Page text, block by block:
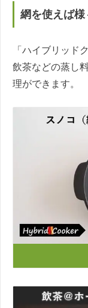
網を使えば
「ハイブリッド
飲茶などの蒸し
理ができます。